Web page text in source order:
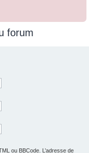
forum
ou BBCode. L’adresse de